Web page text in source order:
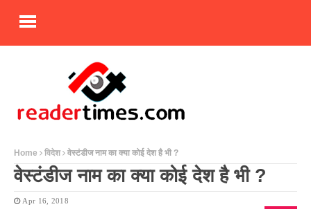
Home विदेश वेस्टंडीज नाम का क्या कोई देश है भी ?
वेस्टंडीज नाम का क्या कोई देश है भी ?
Apr 16, 2018